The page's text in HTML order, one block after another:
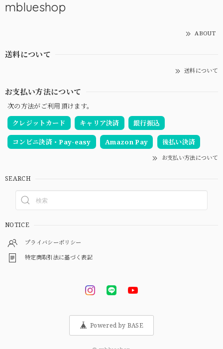
mblueshop
ABOUT
送料について
送料について
お支払い方法について
次の方法がご利用頂けます。
クレジットカード
キャリア決済 銀行振込
コンビニ決済・Pay-easy Amazon Pay 後払い決済
お支払い方法について
SEARCH
NOTICE
プライバシーポリシー
特定商取引法に基づく表記
Powered by BASE